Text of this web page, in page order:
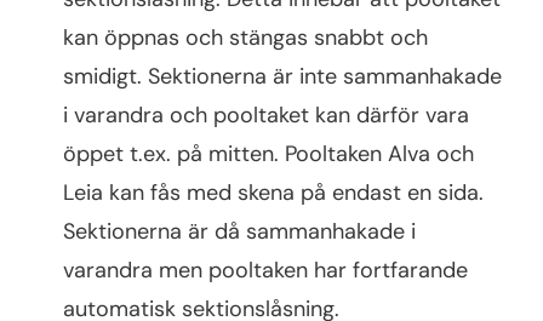
kan öppnas och stängas snabbt och
smidigt. Sektionerna är inte sammanhakade
i varandra och pooltaket kan därför vara
öppet t.ex. på mitten. Pooltaken Alva och
Leia kan fås med skena på endast en sida.
Sektionerna är då sammanhakade i
varandra men pooltaken har fortfarande
automatisk sektionslåsning.